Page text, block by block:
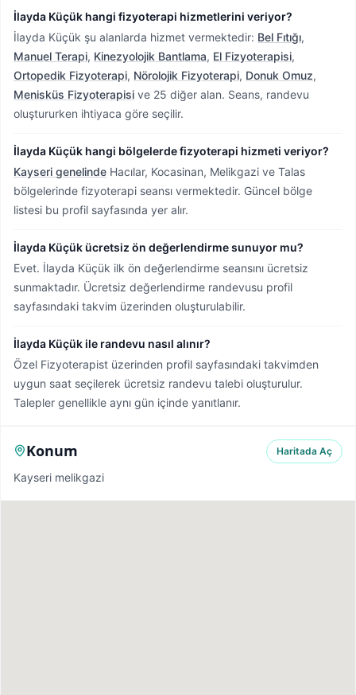
İlayda Küçük hangi fizyoterapi hizmetlerini veriyor?
İlayda Küçük şu alanlarda hizmet vermektedir: Bel Fıtığı,
Manuel Terapi, Kinezyolojik Bantlama, El Fizyoterapisi,
Ortopedik Fizyoterapi, Nörolojik Fizyoterapi, Donuk Omuz,
Menisküs Fizyoterapisi ve 25 diğer alan. Seans, randevu
oluştururken ihtiyaca göre seçilir.
İlayda Küçük hangi bölgelerde fizyoterapi hizmeti veriyor?
Kayseri genelinde Hacılar, Kocasinan, Melikgazi ve Talas
bölgelerinde fizyoterapi seansı vermektedir. Güncel bölge
listesi bu profil sayfasında yer alır.
İlayda Küçük ücretsiz ön değerlendirme sunuyor mu?
Evet. İlayda Küçük ilk ön değerlendirme seansını ücretsiz
sunmaktadır. Ücretsiz değerlendirme randevusu profil
sayfasındaki takvim üzerinden oluşturulabilir.
İlayda Küçük ile randevu nasıl alınır?
Özel Fizyoterapist üzerinden profil sayfasındaki takvimden
uygun saat seçilerek ücretsiz randevu talebi oluşturulur.
Talepler genellikle aynı gün içinde yanıtlanır.
Konum
Kayseri melikgazi
Haritada Aç